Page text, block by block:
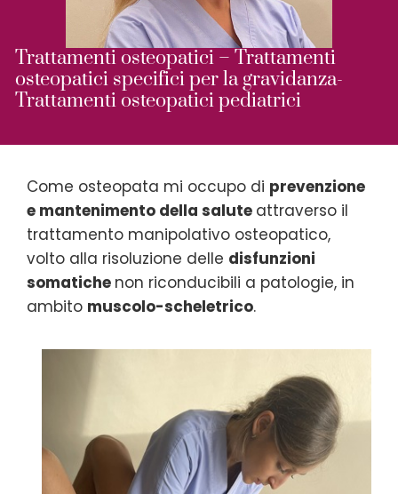
Trattamenti osteopatici – Trattamenti
osteopatici specifici per la gravidanza-
Trattamenti osteopatici pediatrici
Come osteopata mi occupo di prevenzione
e mantenimento della salute attraverso il
trattamento manipolativo osteopatico,
volto alla risoluzione delle disfunzioni
somatiche non riconducibili a patologie, in
ambito muscolo-scheletrico.